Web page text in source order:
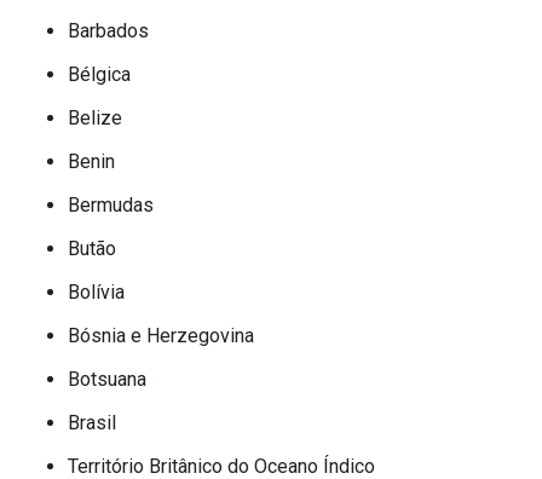
Barbados
Bélgica
Belize
Benin
Bermudas
Butão
Bolívia
Bósnia e Herzegovina
Botsuana
Brasil
Território Britânico do Oceano Índico